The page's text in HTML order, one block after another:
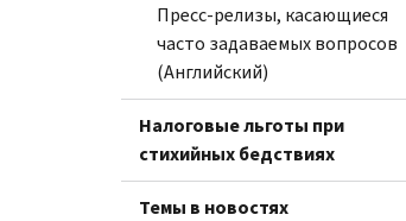
Пресс-релизы, касающиеся
часто задаваемых вопросов
(Английский)
Налоговые льготы при
стихийных бедствиях
Темы в новостях